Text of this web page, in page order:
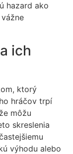
hazard ako
ich
ktorý
hráčov trpí
môžu
skreslenia
výhodu alebo